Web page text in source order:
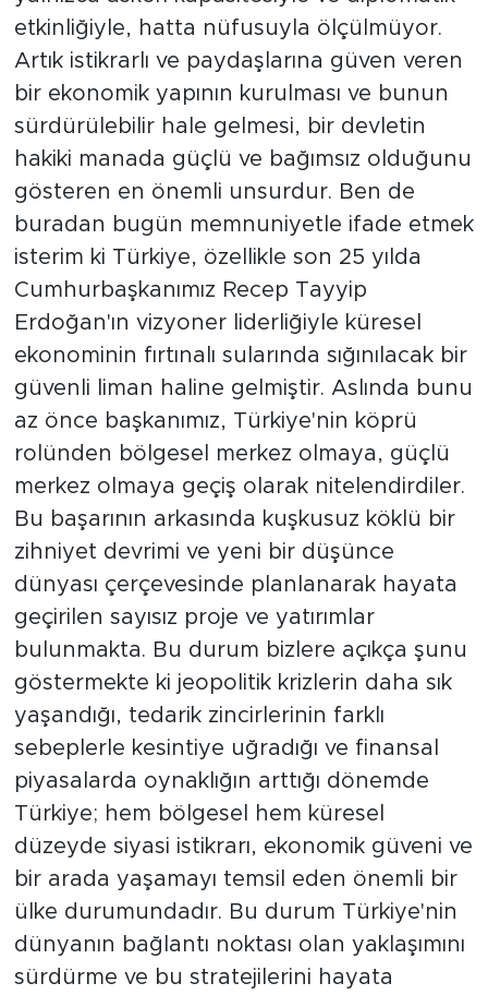
etkinliğiyle, hatta nüfusuyla ölçülmüyor.
Artık istikrarlı ve paydaşlarına güven veren
bir ekonomik yapının kurulması ve bunun
sürdürülebilir hale gelmesi, bir devletin
hakiki manada güçlü ve bağımsız olduğunu
gösteren en önemli unsurdur. Ben de
buradan bugün memnuniyetle ifade etmek
isterim ki Türkiye, özellikle son 25 yılda
Cumhurbaşkanımız Recep Tayyip
Erdoğan'ın vizyoner liderliğiyle küresel
ekonominin fırtınalı sularında sığınılacak bir
güvenli liman haline gelmiştir. Aslında bunu
az önce başkanımız, Türkiye'nin köprü
rolünden bölgesel merkez olmaya, güçlü
merkez olmaya geçiş olarak nitelendirdiler.
Bu başarının arkasında kuşkusuz köklü bir
zihniyet devrimi ve yeni bir düşünce
dünyası çerçevesinde planlanarak hayata
geçirilen sayısız proje ve yatırımlar
bulunmakta. Bu durum bizlere açıkça şunu
göstermekte ki jeopolitik krizlerin daha sık
yaşandığı, tedarik zincirlerinin farklı
sebeplerle kesintiye uğradığı ve finansal
piyasalarda oynaklığın arttığı dönemde
Türkiye; hem bölgesel hem küresel
düzeyde siyasi istikrarı, ekonomik güveni ve
bir arada yaşamayı temsil eden önemli bir
ülke durumundadır. Bu durum Türkiye'nin
dünyanın bağlantı noktası olan yaklaşımını
sürdürme ve bu stratejilerini hayata